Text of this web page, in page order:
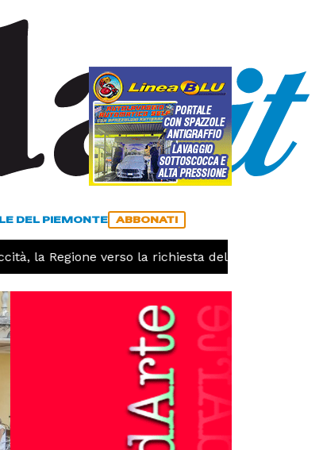
DEL PIEMONTE ABBONATI
la Regione verso la richiesta dello stato di